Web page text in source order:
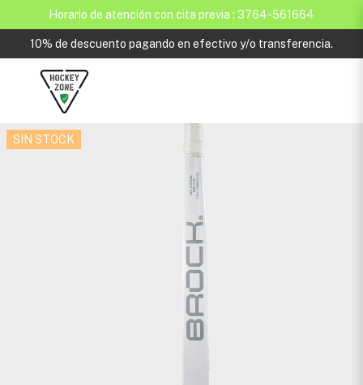
Horario de atención con cita previa : 3764-561664
10% de descuento pagando en efectivo y/o transferencia.
SIN STOCK